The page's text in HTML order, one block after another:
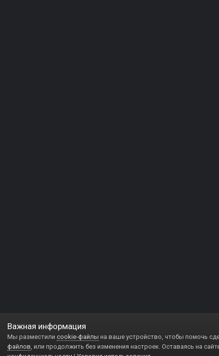
Важная информация
Мы разместили cookie-файлы на ваше устройство, чтобы помочь
файлов, или продолжить без изменения настроек. Оставаясь на